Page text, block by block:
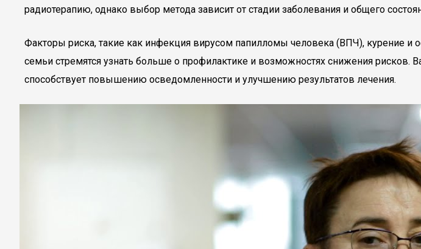
радиотерапию, однако выбор метода зависит от стадии заболевания и общего
Факторы риска, такие как инфекция вирусом папилломы человека (ВПЧ), курение
семьи стремятся узнать больше о профилактике и возможностях снижения рисков.
способствует повышению осведомленности и улучшению результатов лечения.